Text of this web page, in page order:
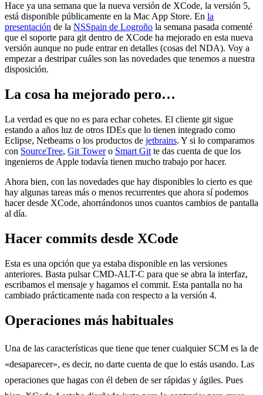
Hace ya una semana que la nueva versión de XCode, la versión 5,
está disponible públicamente en la Mac App Store. En la
presentación de la NSSpain de Logroño la semana pasada comenté
que el soporte para git dentro de XCode ha mejorado en esta nueva
versión aunque no pude entrar en detalles (cosas del NDA). Voy a
empezar a destripar cuáles son las novedades que tenemos a nuestra
disposición.
La cosa ha mejorado pero…
La verdad es que no es para echar cohetes. El cliente git sigue
estando a años luz de otros IDEs que lo tienen integrado como
Eclipse, Netbeams o los productos de jetbrains. Y si lo comparamos
con SourceTree, Git Towero Smart Git te das cuenta de que los
ingenieros de Apple todavía tienen mucho trabajo por hacer.
Ahora bien, con las novedades que hay disponibles lo cierto es que
hay algunas tareas más o menos recurrentes que ahora sí podemos
hacer desde XCode, ahorrándonos unos cuantos cambios de pantalla
al día.
Hacer commits desde XCode
Esta es una opción que ya estaba disponible en las versiones
anteriores. Basta pulsar CMD-ALT-C para que se abra la interfaz,
escribamos el mensaje y hagamos el commit. Esta pantalla no ha
cambiado prácticamente nada con respecto a la versión 4.
Operaciones más habituales
Una de las características que tiene que tener cualquier SCM es la de
«desaparecer», es decir, no darte cuenta de que lo estás usando. Las
operaciones que hagas con él deben de ser rápidas y ágiles. Pues